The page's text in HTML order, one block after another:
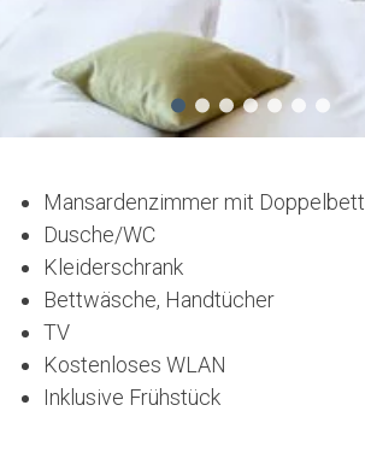
Mansardenzimmer mit Doppelbett
Dusche/WC
Kleiderschrank
Bettwäsche, Handtücher
TV
Kostenloses WLAN
Inklusive Frühstück